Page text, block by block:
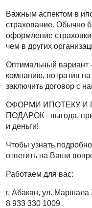
Важным аспектом в
страхование. Обычно
оформление
чем в других
Оптимальный вариант
компанию, потратив
заключить договор с
ОФОРМИ ИПОТЕКУ И
ПОДАРОК - выгода,
и деньги!
Чтобы узнать
ответить на Ваши
Работаем для вас:
г. Абакан, ул.
8 933 330 1009